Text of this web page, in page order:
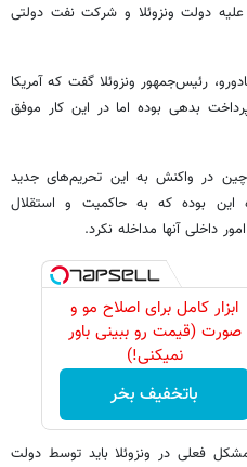
دولت ونزوئلا و شرکت نفت دولتی
رئیس‌جمهور ونزوئلا گفت که آمریکا
بدهی بوده اما در این کار موفق
در واکنش به این تحریم‌های جدید
این بوده که به حاکمیت و استقلال
داخلی آنها مداخله نکرد.
ابزار کامل برای اصلاح مو و
صورت (قیمت رو ببینی باور
نمیکنی!)
باتخفیف بخر
فعلی در ونزوئلا باید توسط دولت